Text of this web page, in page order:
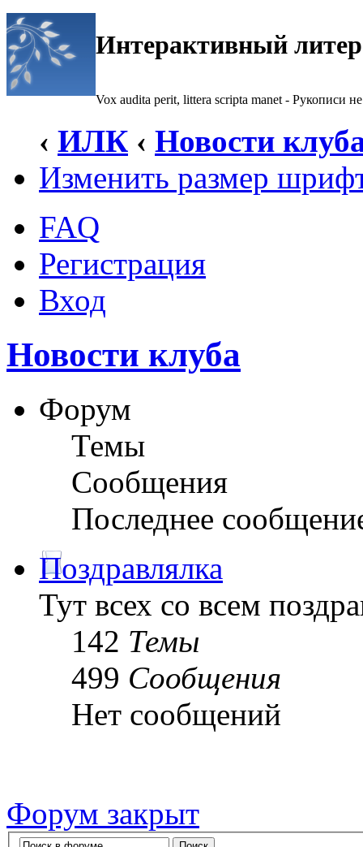
Интерактивный
Vox audita perit, littera scripta manet - Рукописи не
‹ ИЛК ‹ Новости
Изменить размер
FAQ
Регистрация
Вход
Новости клуба
Форум
Темы
Сообщения
Последнее
Поздравлялка
Тут всех со всем
142 Темы
499 Сообщения
Нет сообщений
Форум закрыт